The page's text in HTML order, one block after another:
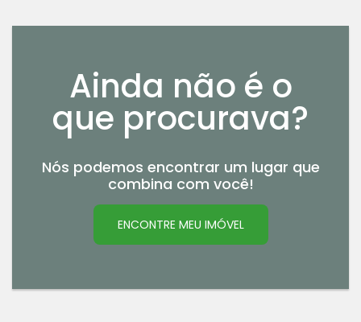
Ainda não é o
que procurava?
Nós podemos encontrar um lugar que
combina com você!
ENCONTRE MEU IMÓVEL